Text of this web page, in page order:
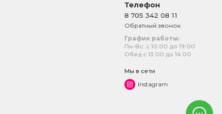
Телефон
8 705 342 08 11
Обратный звонок
График работы:
Пн-Вс: с 10:00 до 19:00
Обед с 13:00 до 14:00
Мы в сети
Instagram